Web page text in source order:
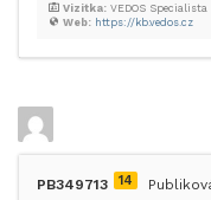
Web: https://kb.vedos.cz
Vizitka: VEDOS
PB349713 14